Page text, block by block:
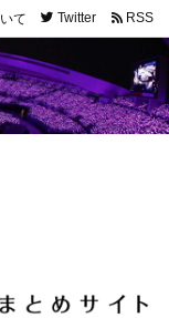
て Twitter RSS